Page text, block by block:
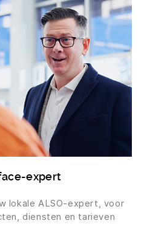
expert
lokale ALSO-expert, voor
diensten en tarieven